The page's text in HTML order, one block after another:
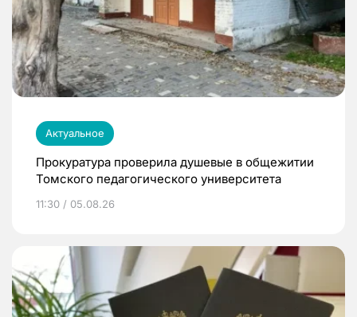
Актуальное
Прокуратура проверила душевые в общежитии
Томского педагогического университета
11:30 / 05.08.26